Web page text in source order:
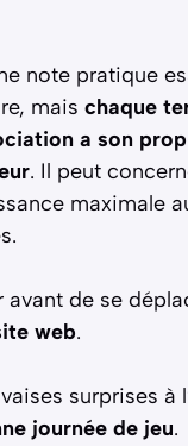
note pratique
mais chaque
a son
. Il peut
maximale
avant de se
web.
surprises à
journée de jeu.